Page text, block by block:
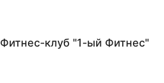
Фитнес-клуб "1-ый Фитнес"